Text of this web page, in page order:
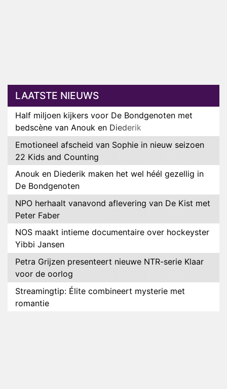
LAATSTE NIEUWS
Half miljoen kijkers voor De Bondgenoten met
bedscène van Anouk en Diederik
Emotioneel afscheid van Sophie in nieuw seizoen
22 Kids and Counting
Anouk en Diederik maken het wel héél gezellig in
De Bondgenoten
NPO herhaalt vanavond aflevering van De Kist met
Peter Faber
NOS maakt intieme documentaire over hockeyster
Yibbi Jansen
Petra Grijzen presenteert nieuwe NTR-serie Klaar
voor de oorlog
Streamingtip: Élite combineert mysterie met
romantie